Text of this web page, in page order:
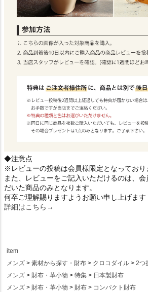
◆注意点
※レビューの投稿は会員様限定となっており
また、レビューをご記入いただけるのは、
だいた商品のみとなります。
何卒ご理解賜りますようお願い申し上げます
詳細はこちら→
item
メンズ
素材から探す・財布 クロコダイル
2つ
メンズ
財布・革小物 特集
日本製財布
メンズ
財布・革小物 財布
コンパクト財布